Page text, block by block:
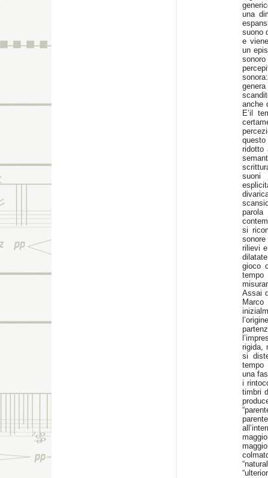
una
suono
e
un
anche
E’il
ridotto
si
rilievi
gioco
tempo
Assai
rigida,
si
tempo
una
i
timbri